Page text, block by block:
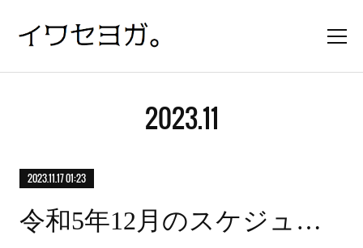
2023.11
2023.11.17 01:23
令和5年12月のスケジュール